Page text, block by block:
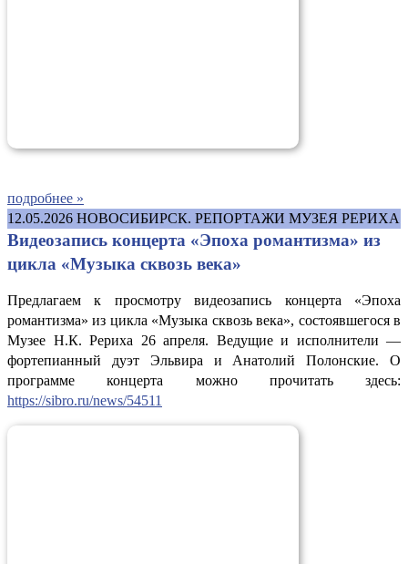
подробнее »
12.05.2026 НОВОСИБИРСК. РЕПОРТАЖИ МУЗЕЯ РЕРИХА
Видеозапись концерта «Эпоха романтизма» из
цикла «Музыка сквозь века»
Предлагаем к просмотру видеозапись концерта «Эпоха
романтизма» из цикла «Музыка сквозь века», состоявшегося в
Музее Н.К. Рериха 26 апреля. Ведущие и исполнители —
фортепианный дуэт Эльвира и Анатолий Полонские. О
программе концерта можно прочитать здесь:
https://sibro.ru/news/54511